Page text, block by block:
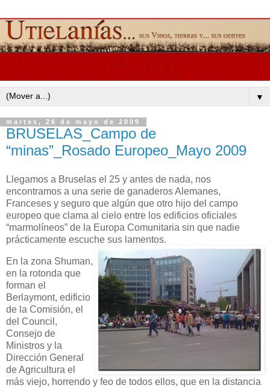
▼
martes, 26 de mayo de 2009
BRUSELAS_Campo de
“minas”_Rosado Europeo_Mayo 2009
Llegamos a Bruselas el 25 y antes de nada, nos
encontramos a una serie de ganaderos Alemanes,
Franceses y seguro que algún que otro hijo del campo
europeo que clama al cielo entre los edificios oficiales
“marmolíneos” de la Europa Comunitaria sin que nadie
prácticamente escuche sus lamentos.
En la zona Shuman,
en la rotonda que
forman el
Berlaymont, edificio
de la Comisión, el
del Council,
Consejo de
Ministros y la
Dirección General
de Agricultura el
más viejo, horrendo y feo de todos ellos, que en la distancia